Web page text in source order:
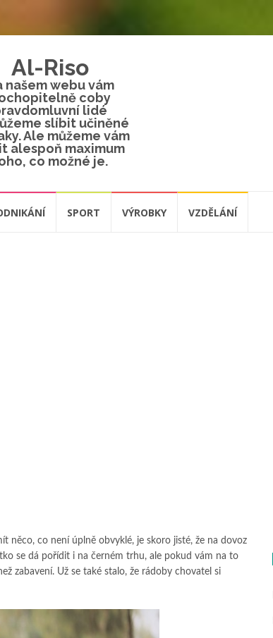
Al-Riso
našem webu vám
coby
lidé
slíbit učiněné
Ale můžeme vám
alespoň maximum
co možné je.
SPORT VÝROBKY VZDĚLÁNÍ
něco, co není úplně obvyklé, je skoro jisté, že na dovoz
se dá pořídit i na černém trhu, ale pokud vám na to
zabavení. Už se také stalo, že rádoby chovatel si